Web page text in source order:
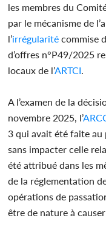
les membres du
par le mécanisme de
l’irrégularité commise
d’offres n°P49/2025
locaux de l’ARTCI
A l’examen de la
novembre 2025, l’
3 qui avait été faite au
sans impacter celle
été attribué dans les
de la réglementation
opérations de
être de nature à